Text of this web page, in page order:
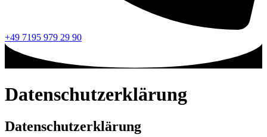
+49 7195 979 29 90
Datenschutzerklärung
Datenschutzerklärung